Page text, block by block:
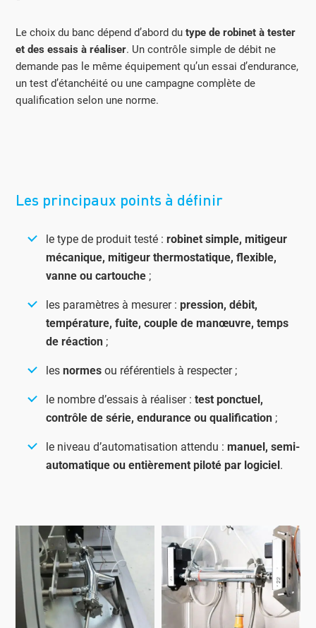
Le choix du banc dépend d’abord dutype de robinet à tester
et des essais à réaliser. Un contrôle simple de débit ne
demande pas le même équipement qu’un essai d’endurance,
un test d’étanchéité ou une campagne complète de
qualification selon une norme.
Les principaux points à définir
le type de produit testé :robinet simple, mitigeur
mécanique, mitigeur thermostatique, flexible,
vanne ou cartouche ;
les paramètres à mesurer :pression, débit,
température, fuite, couple de manœuvre, temps
de réaction ;
lesnormes ou référentiels à respecter ;
le nombre d’essais à réaliser :test ponctuel,
contrôle de série, endurance ou qualification ;
le niveau d’automatisation attendu :manuel, semi-
automatique ou entièrement piloté par logiciel.